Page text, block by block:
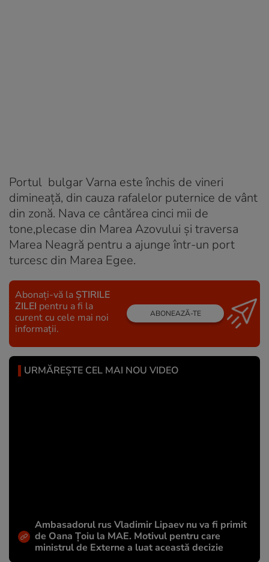
Portul bulgar Varna este închis de vineri
dimineaţă, din cauza rafalelor puternice de vânt
din zonă. Nava ce cântărea cinci mii de
tone,plecase din Marea Azovului şi traversa
Marea Neagră pentru a ajunge într-un port
turcesc din Marea Egee.
Abonați-vă la ȘTIRILE
ZILEI pentru a fi la
curent cu cele mai noi
informații.
ABONEAZĂ-TE
URMĂREȘTE CEL MAI NOU VIDEO
Ambasadorul rus Vladimir Lipaev nu va fi primit
de Oana Țoiu la MAE. Motivul pentru care
ministrul de Externe a luat această decizie